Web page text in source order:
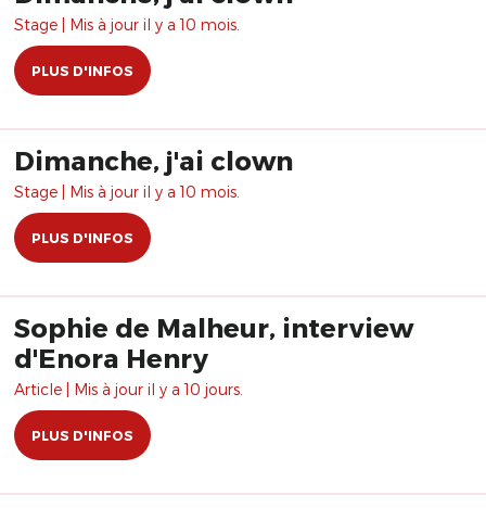
Stage | Mis à jour il y a 10 mois.
PLUS D'INFOS
Dimanche, j'ai clown
Stage | Mis à jour il y a 10 mois.
PLUS D'INFOS
Sophie de Malheur, interview
d'Enora Henry
Article | Mis à jour il y a 10 jours.
PLUS D'INFOS